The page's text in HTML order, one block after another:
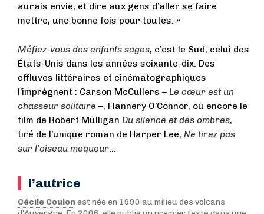
aurais envie, et dire aux gens d’aller se faire
mettre, une bonne fois pour toutes. »
Méfiez-vous des enfants sages, c’est le Sud, celui des
États-Unis dans les années soixante-dix. Des
effluves littéraires et cinématographiques
l’imprègnent : Carson McCullers – Le cœur est un
chasseur solitaire –, Flannery O’Connor, ou encore le
film de Robert Mulligan Du silence et des ombres,
tiré de l’unique roman de Harper Lee, Ne tirez pas
sur l’oiseau moqueur…
l’autrice
Cécile Coulon est née en 1990 au milieu des volcans